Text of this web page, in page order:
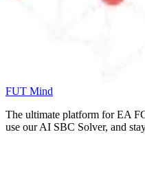
FUT Mind
The ultimate platform for EA
use our AI SBC Solver, and